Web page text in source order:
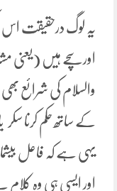
یہ لوگ درحقیقت اس
اور سچے ہیں (یعنی
والسلام کی شرائع
کے ساتھ حکم کرنا
یہی ہے کہ فاعل
اور ایسی ہی وہ